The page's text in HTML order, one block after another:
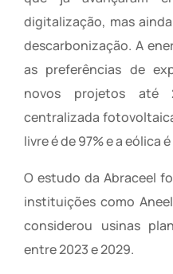
digitalização, mas
descarbonização. A
as preferências de
novos projetos até
centralizada
livre é de 97% e a eólica é
O estudo da Abraceel
instituições como
considerou usinas
entre 2023 e 2029.